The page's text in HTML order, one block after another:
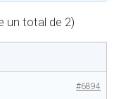
un total de 2)
#6894